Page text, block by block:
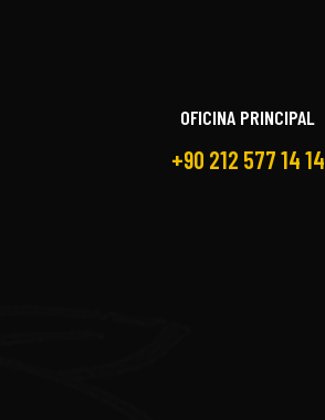
OFICINA PRINCIPAL
+90 212 577 14 14